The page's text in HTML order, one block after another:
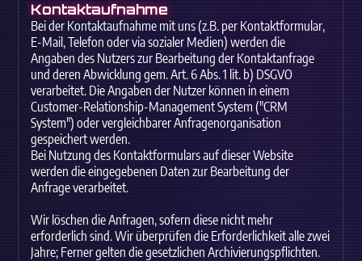
Kontaktaufnahme
Bei der Kontaktaufnahme mit uns (z.B. per Kontaktformular,
E-Mail, Telefon oder via sozialer Medien) werden die
Angaben des Nutzers zur Bearbeitung der Kontaktanfrage
und deren Abwicklung gem. Art. 6 Abs. 1 lit. b) DSGVO
verarbeitet. Die Angaben der Nutzer können in einem
Customer-Relationship-Management System ("CRM
System") oder vergleichbarer Anfragenorganisation
gespeichert werden.
Bei Nutzung des Kontaktformulars auf dieser Website
werden die eingegebenen Daten zur Bearbeitung der
Anfrage verarbeitet.
Wir löschen die Anfragen, sofern diese nicht mehr
erforderlich sind. Wir überprüfen die Erforderlichkeit alle zwei
Jahre; Ferner gelten die gesetzlichen Archivierungspflichten.